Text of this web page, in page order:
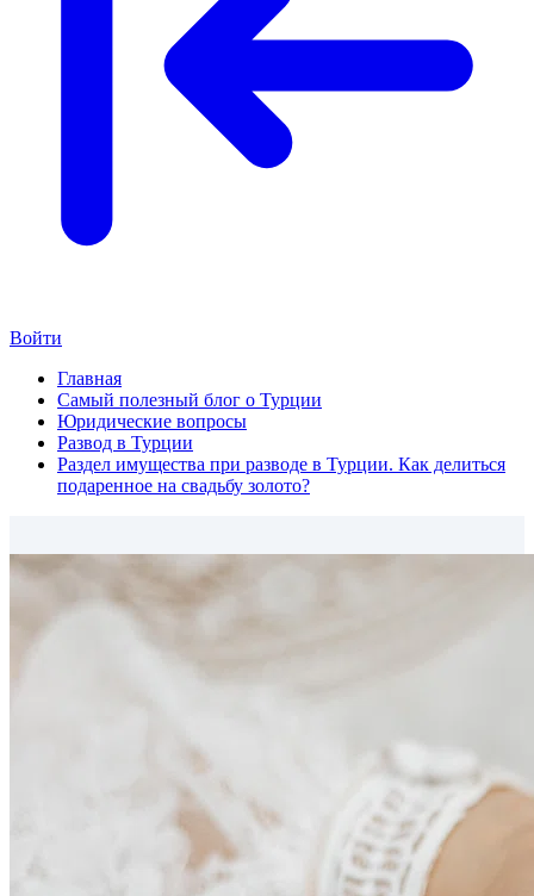
Войти
Главная
Самый полезный блог о Турции
Юридические вопросы
Развод в Турции
Раздел имущества при разводе в Турции. Как делиться
подаренное на свадьбу золото?